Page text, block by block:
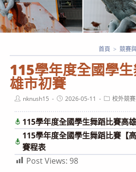
115學年度全國學
雄市初賽
首頁 > 競賽
Postnknush15
Post2026-05-11
Post校外競
115學年度全國學生舞蹈比賽高
115學年度全國學生舞蹈比賽【高
賽程表
Post Views: 98